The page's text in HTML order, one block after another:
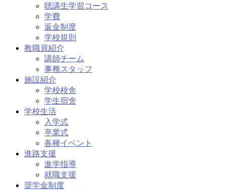
聴講生学習コース
学費
返金制度
学校規則
教職員紹介
講師チーム
事務スタッフ
施設紹介
学校校舎
学生宿舍
学校生活
入学式
卒業式
各種イベント
進路支援
進学指導
就職支援
奨学金制度